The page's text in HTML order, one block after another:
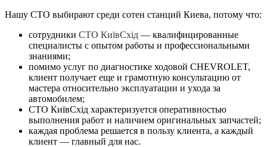
Нашу СТО выбирают среди сотен станций Киева, потому что:
сотрудники СТО КиївСхід — квалифицированные
специалисты с опытом работы и профессиональными
знаниями;
помимо услуг по диагностике ходовой CHEVROLET,
клиент получает еще и грамотную консультацию от
мастера относительно эксплуатации и ухода за
автомобилем;
СТО КиївСхід характеризуется оперативностью
выполнения работ и наличием оригинальных запчастей;
каждая проблема решается в пользу клиента, а каждый
клиент — главный для нас.